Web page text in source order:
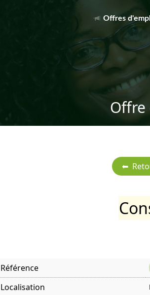
Offres
Référence
Localisation